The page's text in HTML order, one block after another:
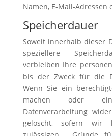
Namen, E-Mail-Adressen
Speicherdauer
Soweit innerhalb dieser
speziellere
verbleiben Ihre
bis der Zweck für die
Wenn Sie ein
machen oder
Datenverarbeitung
gelöscht, sofern wir